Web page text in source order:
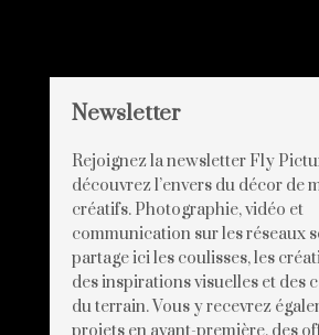
Newsletter
Rejoignez la newsletter Fly
découvrez l’envers du décor de
créatifs. Photographie, vidéo et
communication sur les réseaux
partage ici les coulisses, les
des inspirations visuelles et des
du terrain. Vous y recevrez
projets en avant-première, des